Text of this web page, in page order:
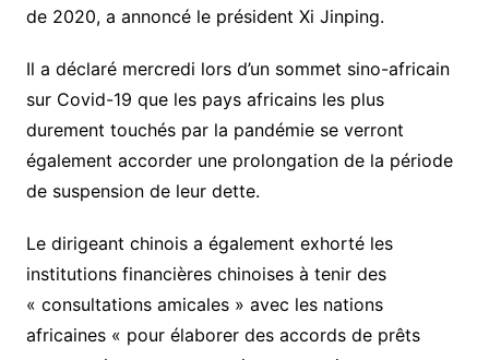
de 2020, a annoncé le président Xi Jinping.
Il a déclaré mercredi lors d’un sommet sino-africain
sur Covid-19 que les pays africains les plus
durement touchés par la pandémie se verront
également accorder une prolongation de la période
de suspension de leur dette.
Le dirigeant chinois a également exhorté les
institutions financières chinoises à tenir des
« consultations amicales » avec les nations
africaines « pour élaborer des accords de prêts